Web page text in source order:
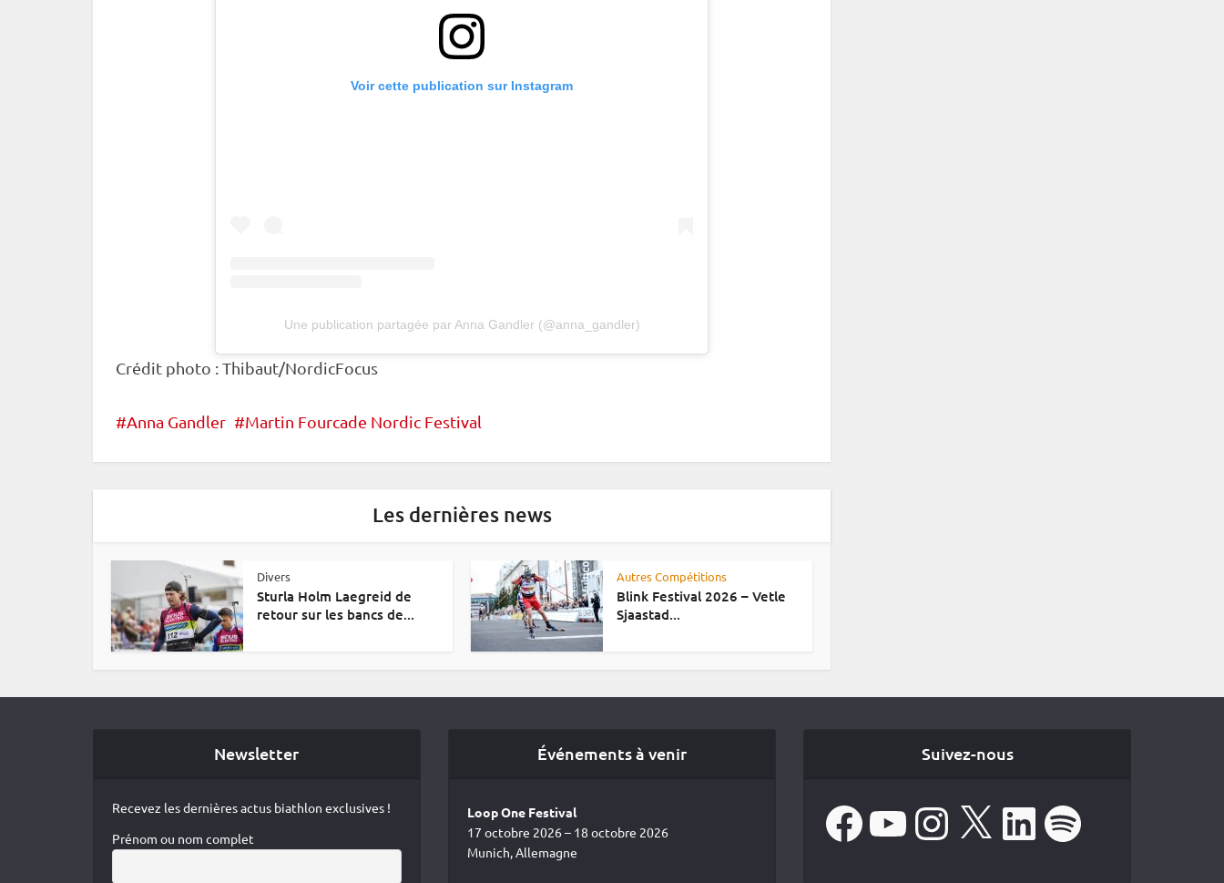
Voir cette publication sur Instagram
Une publication partagée par Anna Gandler (@anna_gandler)
Crédit photo : Thibaut/NordicFocus
Anna Gandler Martin Fourcade Nordic Festival
Les dernières news
Divers
Sturla Holm Laegreid de
retour sur les bancs de...
Autres Compétitions
Blink Festival 2026 – Vetle
Sjaastad...
Newsletter
Recevez les dernières actus biathlon exclusives !
Prénom ou nom complet
Événements à venir
Loop One Festival
17 octobre 2026 – 18 octobre 2026
Munich, Allemagne
Suivez-nous
Facebook Instagram
X LinkedIn Spotify